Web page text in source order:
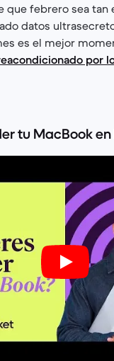
que febrero sea tan
datos
es el mejor
por
tu MacBook